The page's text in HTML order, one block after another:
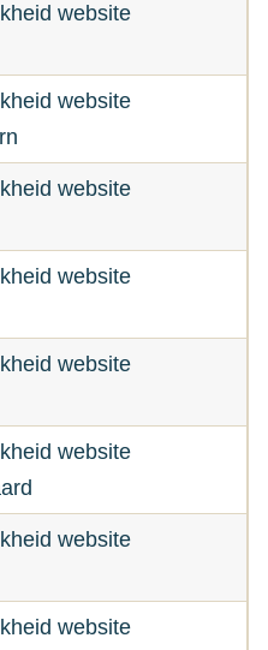
website
website
website
website
website
website
website
website